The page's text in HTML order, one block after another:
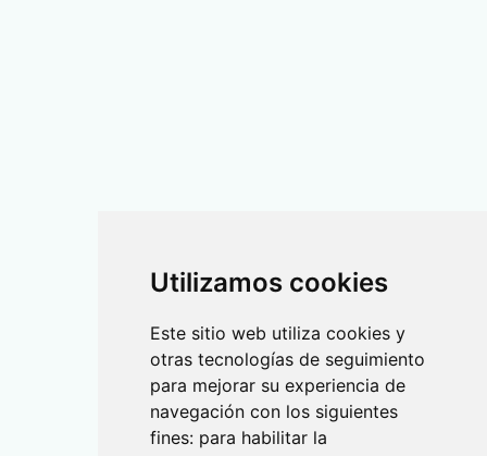
Utilizamos cookies
Este sitio web utiliza cookies y
otras tecnologías de seguimiento
para mejorar su experiencia de
navegación con los siguientes
fines: para habilitar la